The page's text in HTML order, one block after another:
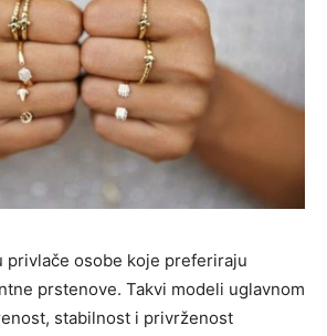
privlače osobe koje preferiraju
prstenove. Takvi modeli uglavnom
stabilnost i privrženost